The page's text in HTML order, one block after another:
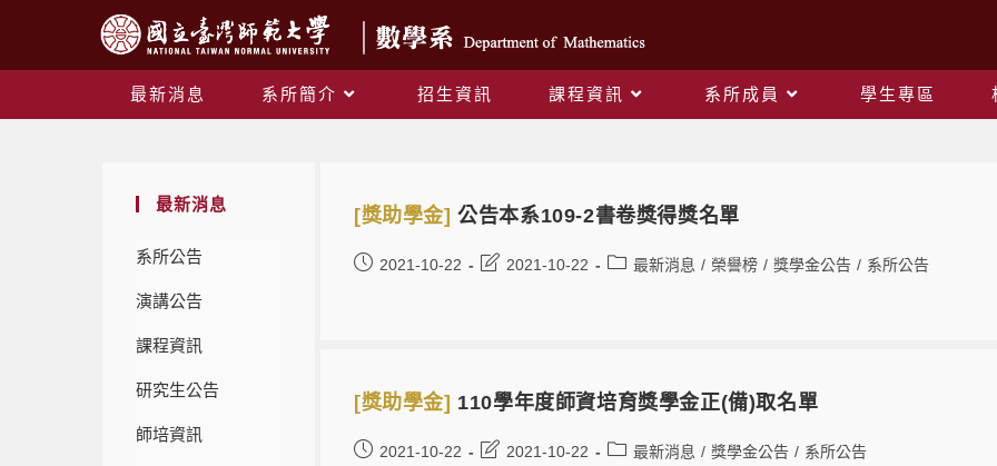
最新消息 系所簡介 招生資訊 課程資訊 系所成員 學生專區
最新消息
系所公告
演講公告
課程資訊
研究生公告
師培資訊
[獎助學金]公告本系109-2書卷獎得獎名單
2021-10-22 2021-10-22 最新消息 / 榮譽榜 / 獎學金公告 / 系所公告
[獎助學金] 110學年度師資培育獎學金正(備)取名單
2021-10-22 2021-10-22 最新消息 / 獎學金公告 / 系所公告